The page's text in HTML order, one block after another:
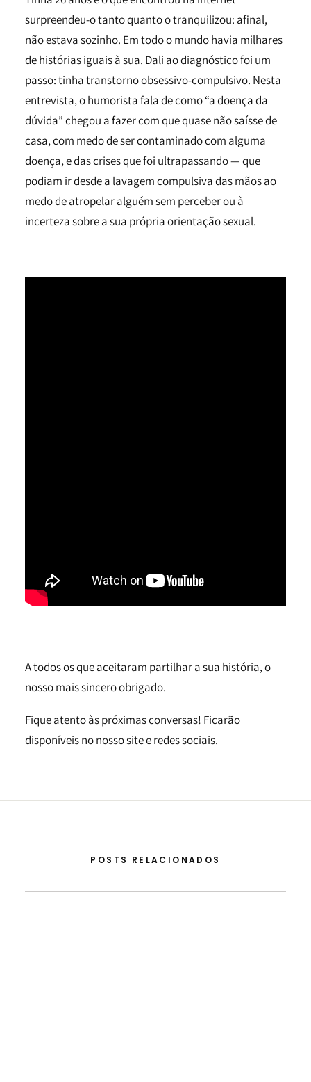
surpreendeu-o tanto quanto o tranquilizou: afinal,
não estava sozinho. Em todo o mundo havia milhares
de histórias iguais à sua. Dali ao diagnóstico foi um
passo: tinha transtorno obsessivo-compulsivo. Nesta
entrevista, o humorista fala de como “a doença da
dúvida” chegou a fazer com que quase não saísse de
casa, com medo de ser contaminado com alguma
doença, e das crises que foi ultrapassando — que
podiam ir desde a lavagem compulsiva das mãos ao
medo de atropelar alguém sem perceber ou à
incerteza sobre a sua própria orientação sexual.
A todos os que aceitaram partilhar a sua história, o
nosso mais sincero obrigado.
Fique atento às próximas conversas! Ficarão
disponíveis no nosso site e redes sociais.
POSTS RELACIONADOS